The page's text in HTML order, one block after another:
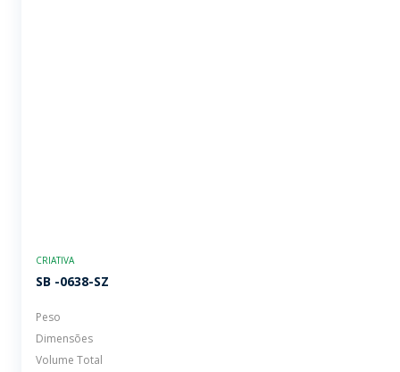
CRIATIVA
SB -0638-SZ
Peso
Dimensões
Volume Total